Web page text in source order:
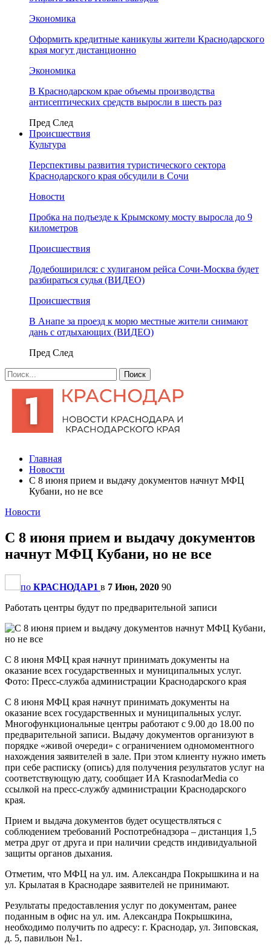
Экономика
Оформить кредитные каникулы жители Краснодарского
края могут дистанционно
Экономика
В Краснодарском крае объемы производства
антисептических средств выросли в шесть раз
Пред След
Происшествия
Культура
Перспективы развития туристического сектора
Краснодарского края обсудили в Сочи
Новости
Пробка на подъезде к Крымскому мосту выросла до 9
километров
Происшествия
Додебоширился: с хулиганом рейса Сочи-Москва будет
разбираться судья (ВИДЕО)
Происшествия
В Анапе за проезд к морю местные жители снимают
дань с отдыхающих (ВИДЕО)
Пред След
Главная
Новости
С 8 июня прием и выдачу документов начнут МФЦ
Кубани, но не все
Новости
С 8 июня прием и выдачу документов
начнут МФЦ Кубани, но не все
по КРАСНОДАР1 в 7 Июн, 2020 90
Работать центры будут по предварительной записи
С 8 июня МФЦ края начнут принимать документы на
оказание всех государственных и муниципальных услуг.
Фото: Пресс-служба администрации Краснодарского края
С 8 июня МФЦ края начнут принимать документы на
оказание всех государственных и муниципальных услуг.
Многофункциональные центры работают с 9.00 до 18.00 по
предварительной записи. Выдачу документов организуют в
порядке «живой очереди» с ограничением одномоментного
нахождения заявителей в зале. При этом клиенту нужно иметь
при себе расписку (опись) для получения результатов услуг на
соответствующую дату, сообщает ИА KrasnodarMedia со
ссылкой на пресс-службу администрации Краснодарского
края.
Прием и выдача документов будет осуществляться с
соблюдением требований Роспотребнадзора – дистанция 1,5
метра друг от друга и при наличии средств индивидуальной
защиты органов дыхания.
Отметим, что МФЦ на ул. им. Александра Покрышкина и на
ул. Крылатая в Краснодаре заявителей не принимают.
Результаты предоставления услуг по документам, ранее
поданным в офис на ул. им. Александра Покрышкина,
необходимо получить по адресу: г. Краснодар, ул. Зиповская,
д. 5, павильон №1.